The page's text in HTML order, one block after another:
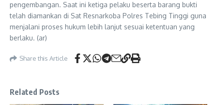
pengembangan. Saat ini ketiga pelaku beserta barang bukti
telah diamankan di Sat Resnarkoba Polres Tebing Tinggi guna
menjalani proses hukum lebih lanjut sesuai ketentuan yang
berlaku. (ar)
Share this Article
Related Posts